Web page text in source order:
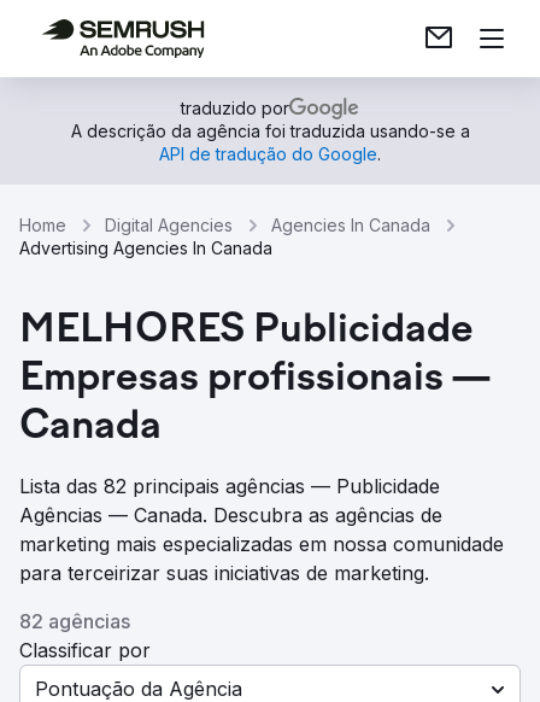
traduzido por
A descrição da agência foi traduzida usando-se a
API de tradução do Google.
Home Digital Agencies
Agencies In Canada
Advertising Agencies In Canada
MELHORES Publicidade
Empresas profissionais —
Canada
Lista das 82 principais agências — Publicidade
Agências — Canada. Descubra as agências de
marketing mais especializadas em nossa comunidade
para terceirizar suas iniciativas de marketing.
82 agências
Classificar por
Pontuação da Agência